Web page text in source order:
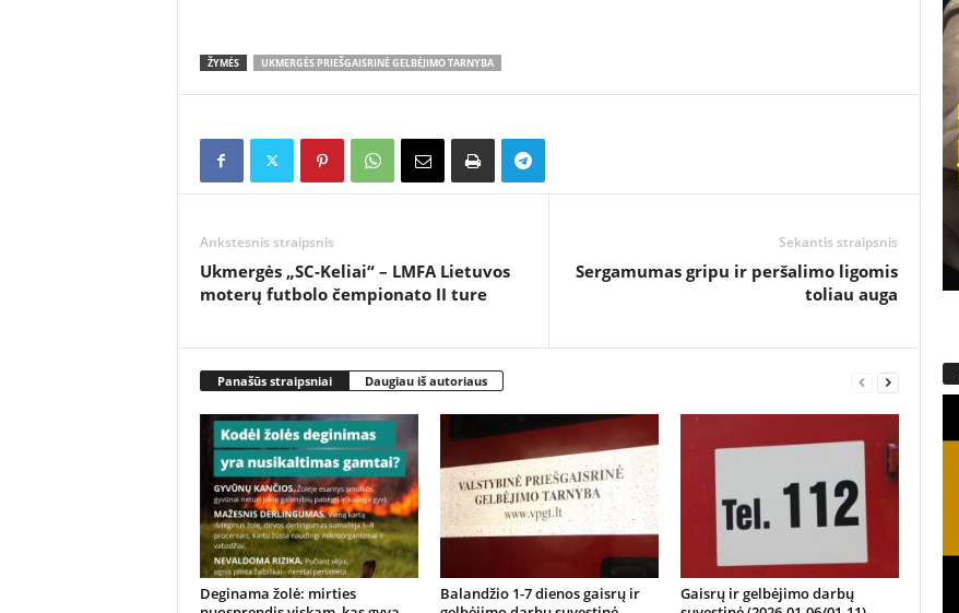
ŽYMĖS UKMERGĖS PRIEŠGAISRINĖ GELBĖJIMO TARNYBA
Ankstesnis straipsnis
Ukmergės „SC-Keliai“ – LMFA Lietuvos
moterų futbolo čempionato II ture
Sekantis straipsnis
Sergamumas gripu ir peršalimo ligomis
toliau auga
Panašūs straipsniai Daugiau iš autoriaus
Deginama žolė: mirties
Balandžio 1-7 dienos gaisrų ir
Gaisrų ir gelbėjimo darbų